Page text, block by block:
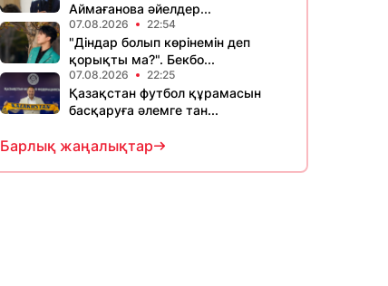
Аймағанова әйелдер...
07.08.2026 22:54
"Діндар болып көрінемін деп
қорықты ма?". Бекбо...
07.08.2026 22:25
Қазақстан футбол құрамасын
басқаруға әлемге тан...
Барлық жаңалықтар